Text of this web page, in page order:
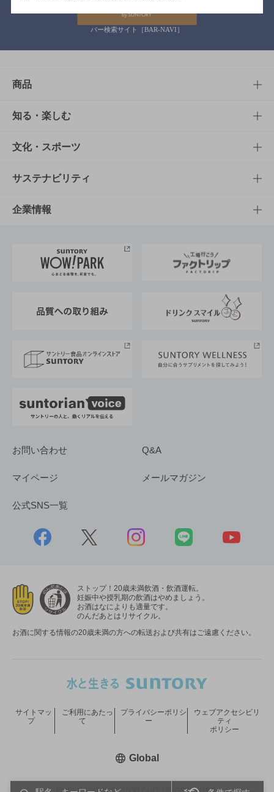
バー検索サイト［BAR-NAVI］
商品
商品TOP
商品一覧
商品発売情報
栄養成分一覧
知る・楽しむ
知る・楽しむTOP
キャンペーン
工場見学
地域情報
文化・スポーツ
文化・スポーツTOP
サントリーホール
サントリーサンバーズ大阪
サステナビリティ
サステナビリティTOP
サントリーが考えるサステナビリティ経営
企業情報
企業概要
採用情報
お問い合わせ Q&A
マイページ メールマガジン
公式SNS一覧
ストップ！20歳未満飲酒・飲酒運転。
妊娠中や授乳期の飲酒はやめましょう。
お酒はなによりも適量です。
のんだあとはリサイクル。
お酒に関する情報の20歳未満の方への転送および共有はご遠慮ください。
サイトマッ
プ
ご利用にあたっ
て
プライバシーポリシ
ー
ウェブアクセシビリ
ティ
ポリシー
Global新しいウィンドウで開く